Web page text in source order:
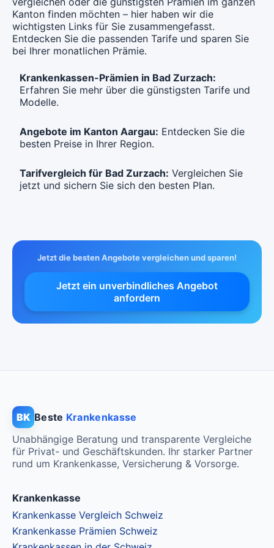
Ohne Unfalldeckung:
CHF 101.15
Mit Unfalldeckung:
Ohne Unfalldeckung:
CHF 112.05
Mit Unfalldeckung: CHF 120.85
Hausarzt Modell:
FAVORIT CASA
Ohne Unfalldeckung:
Mit Unfalldeckung: CHF 120.85
Ohne Unfalldeckung:
CHF 122.85
Mit Unfalldeckung: CHF 132.55
Hausarzt Modell:
FAVORIT CASA
Ohne Unfalldeckung:
Mit Unfalldeckung: CHF 132.55
Standard Modell:
Grundversicherung
Ohne Unfalldeckung:
CHF 122.85
Mit Unfalldeckung: CHF 144.15
Hausarzt Modell:
Ohne Unfalldeckung:
CHF 133.75
Mit Unfalldeckung:
Standard Modell:
Grundversicherung
CHF 133.75
Mit Unfalldeckung:
Modell:
TELMED
CHF 133.75
Mit Unfalldeckung:
Kanton finden möchten – hier haben wir die
wichtigsten Links für Sie zusammengefasst.
Entdecken Sie die passenden Tarife und sparen Sie
bei Ihrer monatlichen Prämie.
Krankenkassen-Prämien in Bad Zurzach:
Erfahren Sie mehr über die günstigsten Tarife und
Modelle.
Angebote im Kanton Aargau: Entdecken Sie die
besten Preise in Ihrer Region.
Tarifvergleich für Bad Zurzach: Vergleichen Sie
jetzt und sichern Sie sich den besten Plan.
Jetzt die besten Angebote vergleichen und sparen!
Jetzt ein unverbindliches Angebot
anfordern
BK Beste Krankenkasse
Unabhängige Beratung und transparente Vergleiche
für Privat- und Geschäftskunden. Ihr starker Partner
rund um Krankenkasse, Versicherung & Vorsorge.
Krankenkasse
Krankenkasse Vergleich Schweiz
Krankenkasse Prämien Schweiz